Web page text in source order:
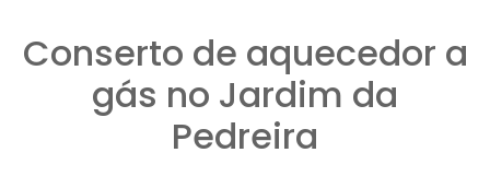
Conserto de aquecedor a
gás no Jardim da
Pedreira